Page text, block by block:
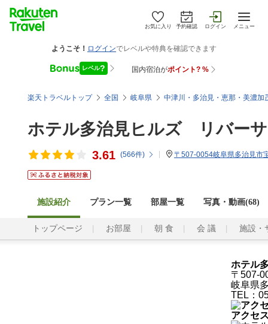
お気に入り 予約確認 ログイン メニュー
楽天トラベルトップ 全国 岐阜県 中津川・多治見・恵那・美濃加
ホテル多治見ヒルズ リバー
3.61 (566件) 〒507-0054岐阜県多治見市
施設紹介 プラン一覧 部屋一覧 写真・動画(68)
トップページ お部屋 朝 食 会 議 施設・
ホテル
〒507-
岐阜県
TEL：
アクセ